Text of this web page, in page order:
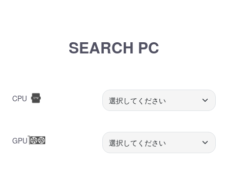
SEARCH PC
CPU
GPU